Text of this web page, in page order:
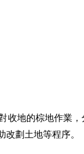
地的棕地作業
劃土地等程序。